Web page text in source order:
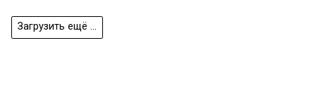
Загрузить ещё ...